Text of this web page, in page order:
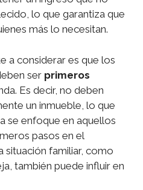
lo que garantiza que
más lo necesitan.
a considerar es que los
ser primeros
Es decir, no deben
un inmueble, lo que
se enfoque en aquellos
pasos en el
situación familiar, como
también puede influir en